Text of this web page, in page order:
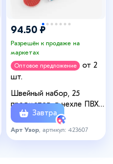
94.50 ₽
Разрешён к продаже на
маркетах
Оптовое предложение
от 2
шт.
Швейный набор, 25
предметов, в чехле ПВХ,
МИКСЗавтра
Арт Узор , артикул: 423607